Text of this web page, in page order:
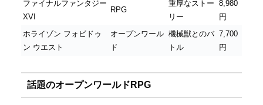
ファイナルファンタジー
XVI
RPG
重厚なストー
リー
8,980
円
ホライゾン フォビドゥ
ン ウエスト
オープンワール
ド
機械獣とのバ
トル
7,700
円
話題のオープンワールドRPG